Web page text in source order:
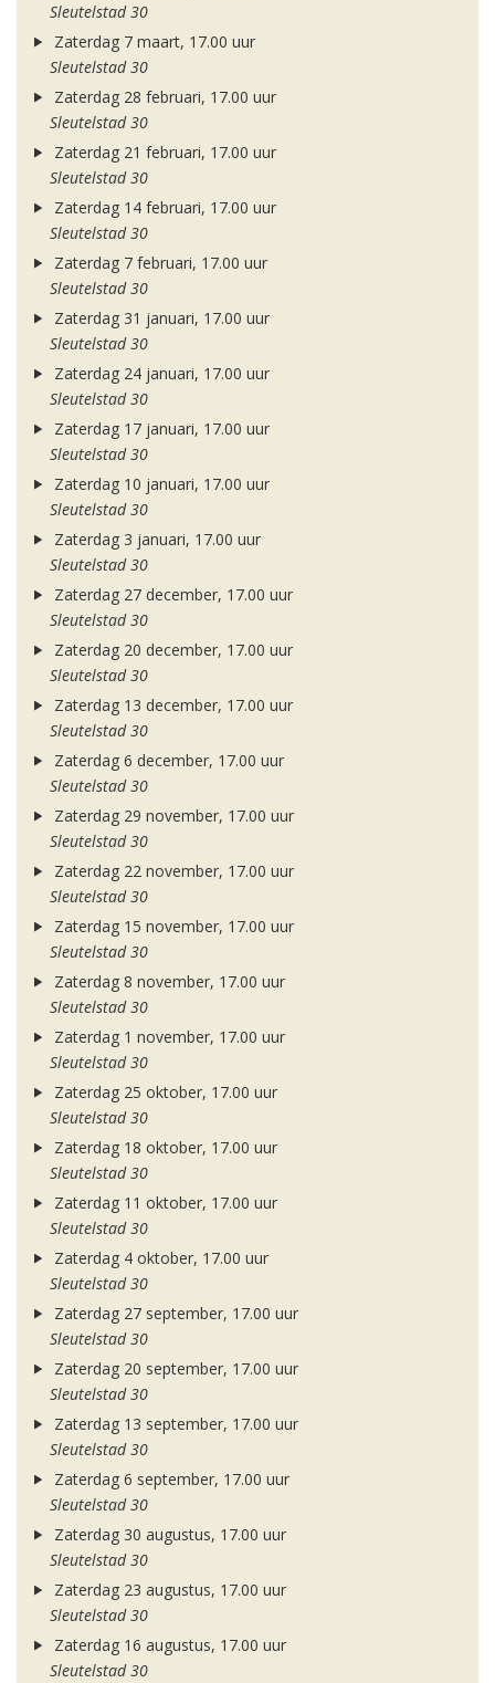
Sleutelstad 30
Zaterdag 7 maart, 17.00 uur
Sleutelstad 30
Zaterdag 28 februari, 17.00 uur
Sleutelstad 30
Zaterdag 21 februari, 17.00 uur
Sleutelstad 30
Zaterdag 14 februari, 17.00 uur
Sleutelstad 30
Zaterdag 7 februari, 17.00 uur
Sleutelstad 30
Zaterdag 31 januari, 17.00 uur
Sleutelstad 30
Zaterdag 24 januari, 17.00 uur
Sleutelstad 30
Zaterdag 17 januari, 17.00 uur
Sleutelstad 30
Zaterdag 10 januari, 17.00 uur
Sleutelstad 30
Zaterdag 3 januari, 17.00 uur
Sleutelstad 30
Zaterdag 27 december, 17.00 uur
Sleutelstad 30
Zaterdag 20 december, 17.00 uur
Sleutelstad 30
Zaterdag 13 december, 17.00 uur
Sleutelstad 30
Zaterdag 6 december, 17.00 uur
Sleutelstad 30
Zaterdag 29 november, 17.00 uur
Sleutelstad 30
Zaterdag 22 november, 17.00 uur
Sleutelstad 30
Zaterdag 15 november, 17.00 uur
Sleutelstad 30
Zaterdag 8 november, 17.00 uur
Sleutelstad 30
Zaterdag 1 november, 17.00 uur
Sleutelstad 30
Zaterdag 25 oktober, 17.00 uur
Sleutelstad 30
Zaterdag 18 oktober, 17.00 uur
Sleutelstad 30
Zaterdag 11 oktober, 17.00 uur
Sleutelstad 30
Zaterdag 4 oktober, 17.00 uur
Sleutelstad 30
Zaterdag 27 september, 17.00 uur
Sleutelstad 30
Zaterdag 20 september, 17.00 uur
Sleutelstad 30
Zaterdag 13 september, 17.00 uur
Sleutelstad 30
Zaterdag 6 september, 17.00 uur
Sleutelstad 30
Zaterdag 30 augustus, 17.00 uur
Sleutelstad 30
Zaterdag 23 augustus, 17.00 uur
Sleutelstad 30
Zaterdag 16 augustus, 17.00 uur
Sleutelstad 30